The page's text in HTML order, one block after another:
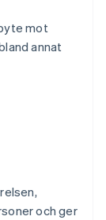
mot
annat
och ger